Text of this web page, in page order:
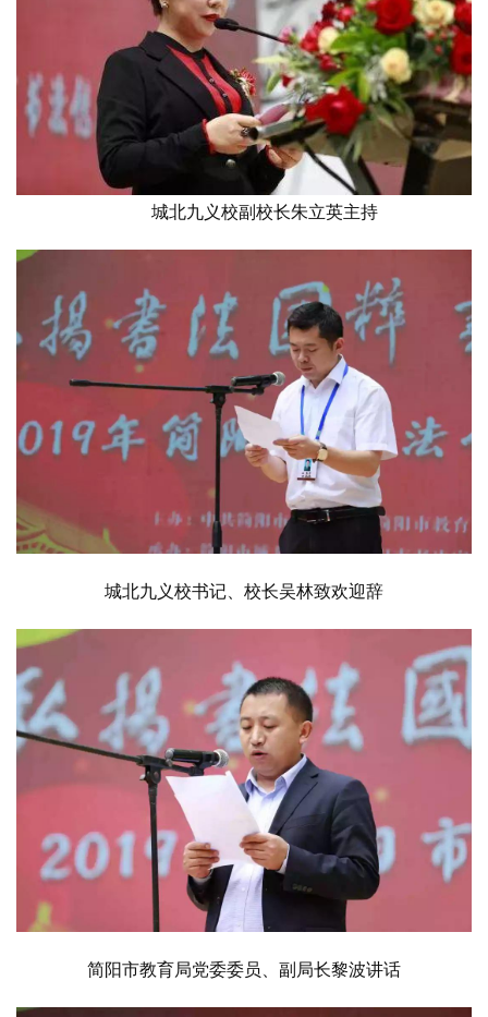
城北九义校副校长朱立英主持
城北九义校书记、校长吴林致欢迎辞
简阳市教育局党委委员、副局长黎波讲话